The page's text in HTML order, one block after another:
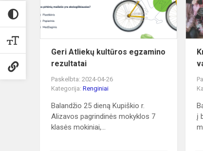
Geri Atliekų kultūros egzamino
rezultatai
Paskelbta: 2024-04-26
Kategorija: Renginiai
Balandžio 25 dieną Kupiškio r.
Alizavos pagrindinės mokyklos 7
klasės mokiniai,...
į